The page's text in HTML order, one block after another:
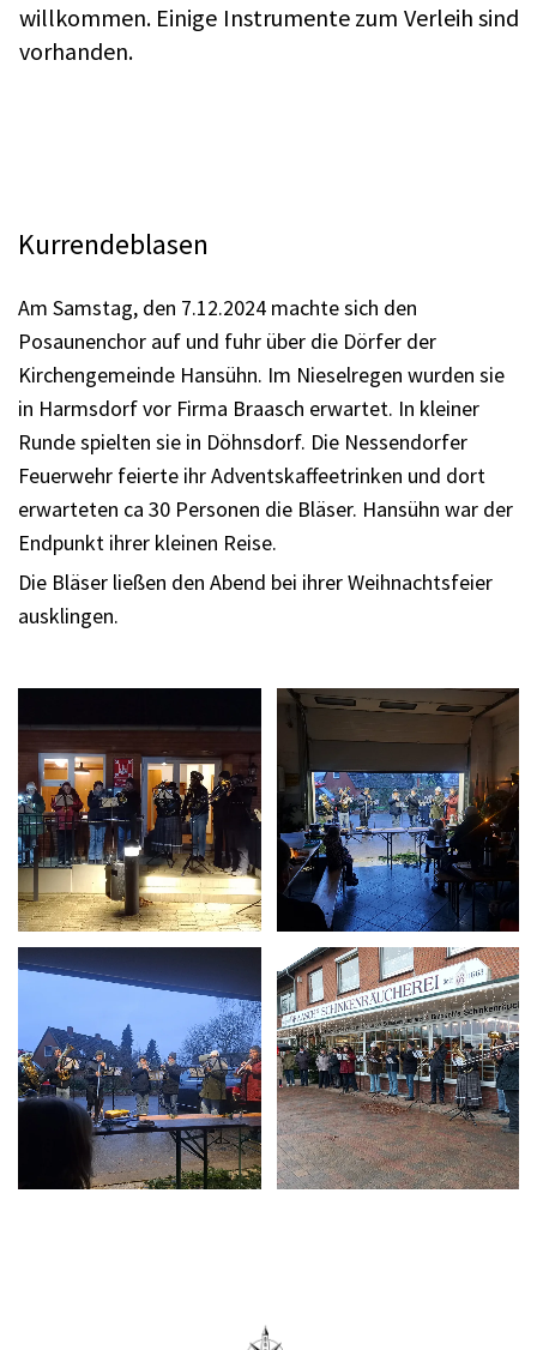
willkommen. Einige Instrumente zum Verleih sind
vorhanden.
Kurrendeblasen
Am Samstag, den 7.12.2024 machte sich den
Posaunenchor auf und fuhr über die Dörfer der
Kirchengemeinde Hansühn. Im Nieselregen wurden sie
in Harmsdorf vor Firma Braasch erwartet. In kleiner
Runde spielten sie in Döhnsdorf. Die Nessendorfer
Feuerwehr feierte ihr Adventskaffeetrinken und dort
erwarteten ca 30 Personen die Bläser. Hansühn war der
Endpunkt ihrer kleinen Reise.
Die Bläser ließen den Abend bei ihrer Weihnachtsfeier
ausklingen.